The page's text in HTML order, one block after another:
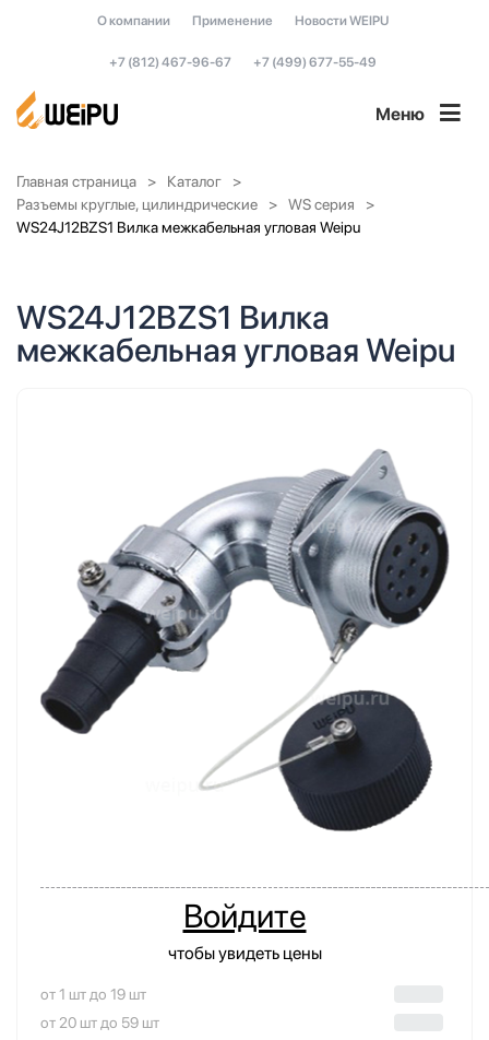
О компании Применение Новости WEIPU
+7 (812) 467-96-67 +7 (499) 677-55-49
Меню
Главная страница
Каталог
Разъемы круглые, цилиндрические
WS серия
WS24J12BZS1 Вилка межкабельная угловая Weipu
WS24J12BZS1 Вилка
межкабельная угловая Weipu
Войдите
чтобы увидеть цены
от 1 шт до 19 шт
от 20 шт до 59 шт